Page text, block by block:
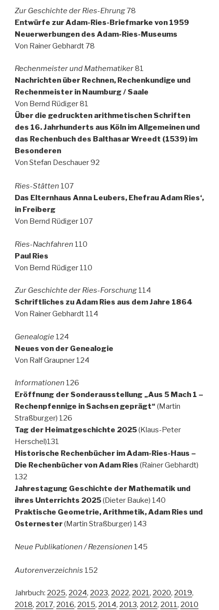
Zur Geschichte der Ries-Ehrung78
Entwürfe zur Adam-Ries-Briefmarke von 1959
Neuerwerbungen des Adam-Ries-Museums
Von Rainer Gebhardt 78
Rechenmeister und Mathematiker81
Nachrichten über Rechnen, Rechenkundige und
Rechenmeister in Naumburg / Saale
Von Bernd Rüdiger 81
Über die gedruckten arithmetischen Schriften
des 16. Jahrhunderts aus Köln im Allgemeinen und
das Rechenbuch des Balthasar Wreedt (1539) im
Besonderen
Von Stefan Deschauer 92
Ries-Stätten 107
Das Elternhaus Anna Leubers, Ehefrau Adam Ries‘,
in Freiberg
Von Bernd Rüdiger 107
Ries-Nachfahren 110
Paul Ries
Von Bernd Rüdiger 110
Zur Geschichte der Ries-Forschung 114
Schriftliches zu Adam Ries aus dem Jahre 1864
Von Rainer Gebhardt 114
Genealogie 124
Neues von der Genealogie
Von Ralf Graupner 124
Informationen 126
Eröffnung der Sonderausstellung „Aus 5 Mach 1 –
Rechenpfennige in Sachsen geprägt“ (Martin
Straßburger) 126
Tag der Heimatgeschichte 2025(Klaus-Peter
Herschel)131
Historische Rechenbücher im Adam-Ries-Haus –
Die Rechenbücher von Adam Ries (Rainer Gebhardt)
132
Jahrestagung Geschichte der Mathematik und
ihres Unterrichts 2025(Dieter Bauke) 140
Praktische Geometrie, Arithmetik, Adam Ries und
Osternester(Martin Straßburger) 143
Neue Publikationen / Rezensionen 145
Autorenverzeichnis 152
Jahrbuch: 2025, 2024, 2023, 2022, 2021, 2020, 2019,
2018, 2017, 2016, 2015, 2014, 2013, 2012, 2011, 2010